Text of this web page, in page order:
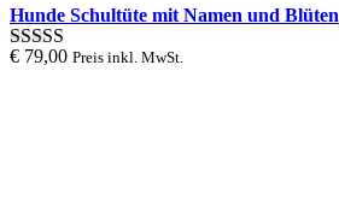
Hunde Schultüte mit Namen und Blüten
Bewertung
€ 79,00 Preis inkl. MwSt.